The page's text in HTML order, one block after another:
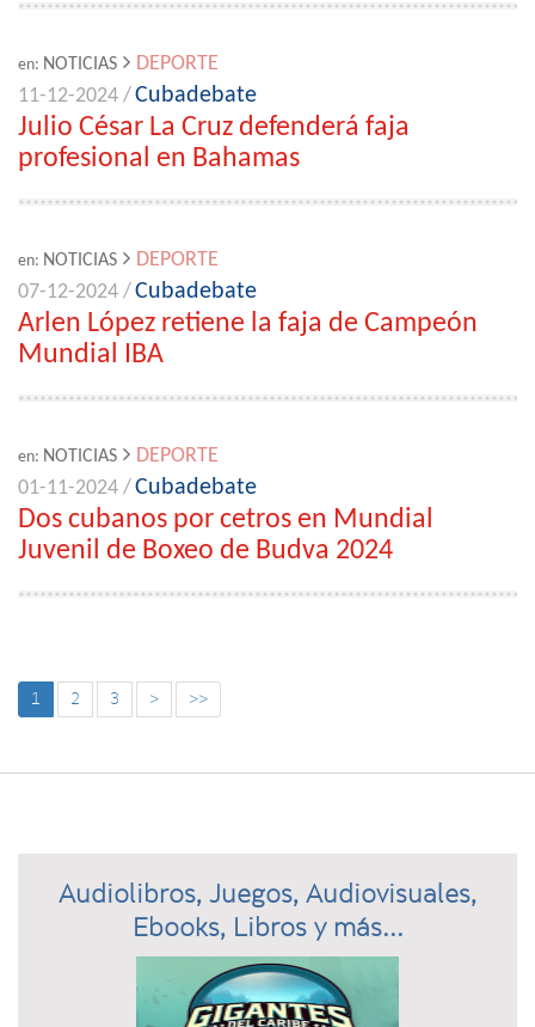
en: NOTICIAS
DEPORTE
11-12-2024 /Cubadebate
Julio César La Cruz defenderá faja
profesional en Bahamas
en: NOTICIAS
DEPORTE
07-12-2024 /Cubadebate
Arlen López retiene la faja de Campeón
Mundial IBA
en: NOTICIAS
DEPORTE
01-11-2024 /Cubadebate
Dos cubanos por cetros en Mundial
Juvenil de Boxeo de Budva 2024
1 2 3 > >>
Audiolibros, Juegos, Audiovisuales,
Ebooks, Libros y más...